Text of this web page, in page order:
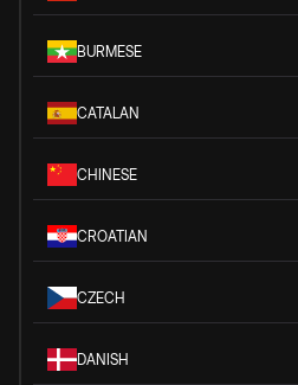
BURMESE
CATALAN
CHINESE
CROATIAN
CZECH
DANISH